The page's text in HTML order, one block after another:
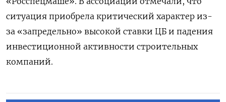
ситуация приобрела критический характер из-
за «запредельно» высокой ставки ЦБ и падения
инвестиционной активности строительных
компаний.